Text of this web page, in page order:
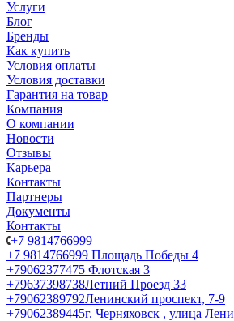
Услуги
Блог
Бренды
Как купить
Условия оплаты
Условия доставки
Гарантия на товар
Компания
О компании
Новости
Отзывы
Карьера
Контакты
Партнеры
Документы
Контакты
+7 9814766999
+7 9814766999 Площадь Победы 4
+79062377475 Флотская 3
+79637398738Летний Проезд 33
+79062389792Ленинский проспект, 7-9
+79062389445г. Черняховск , улица